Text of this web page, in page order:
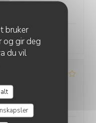
bruker
og gir deg
du vil
gentils et efficaces
/5 quality_price